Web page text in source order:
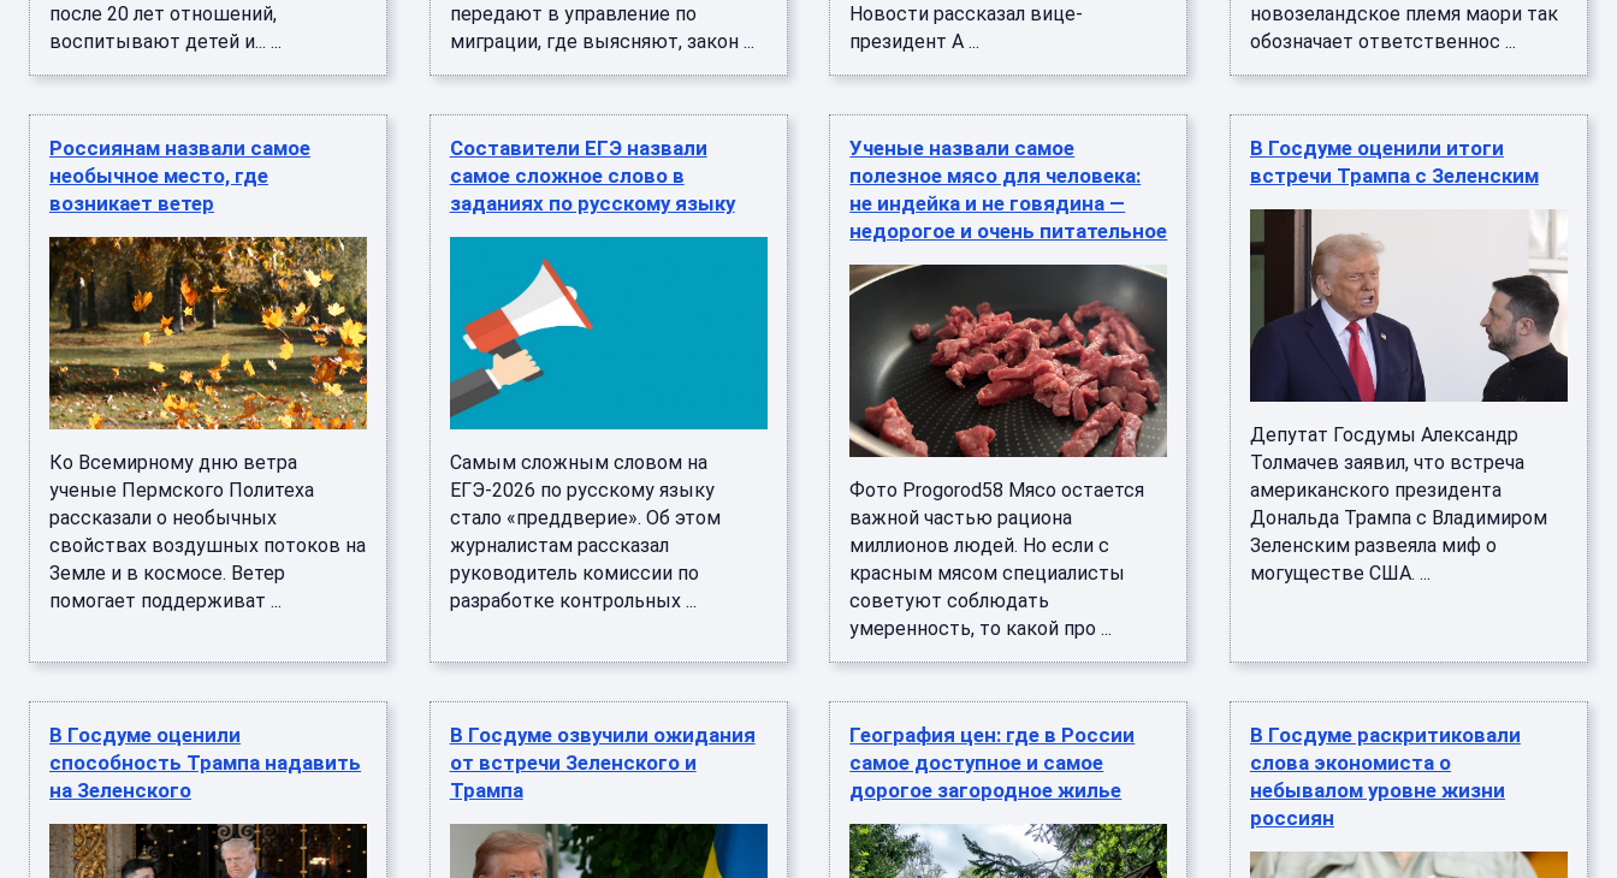
после 20 лет отношений,
воспитывают детей и... ...
передают в управление по
миграции, где выясняют, закон ...
Новости рассказал вице-
президент А ...
новозеландское племя маори так
обозначает ответственнос ...
Россиянам назвали самое
необычное место, где
возникает ветер
Ко Всемирному дню ветра
ученые Пермского Политеха
рассказали о необычных
свойствах воздушных потоков на
Земле и в космосе. Ветер
помогает поддерживат ...
Составители ЕГЭ назвали
самое сложное слово в
заданиях по русскому языку
Самым сложным словом на
ЕГЭ-2026 по русскому языку
стало «преддверие». Об этом
журналистам рассказал
руководитель комиссии по
разработке контрольных ...
Ученые назвали самое
полезное мясо для человека:
не индейка и не говядина —
недорогое и очень питательное
Фото Progorod58 Мясо остается
важной частью рациона
миллионов людей. Но если с
красным мясом специалисты
советуют соблюдать
умеренность, то какой про ...
В Госдуме оценили итоги
встречи Трампа с Зеленским
Депутат Госдумы Александр
Толмачев заявил, что встреча
американского президента
Дональда Трампа с Владимиром
Зеленским развеяла миф о
могуществе США. ...
В Госдуме оценили
способность Трампа надавить
на Зеленского
В Госдуме озвучили ожидания
от встречи Зеленского и
Трампа
География цен: где в России
самое доступное и самое
дорогое загородное жилье
В Госдуме раскритиковали
слова экономиста о
небывалом уровне жизни
россиян